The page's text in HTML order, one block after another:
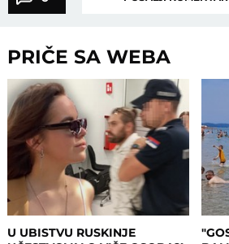
PRIČE SA WEBA
U UBISTVU RUSKINJE